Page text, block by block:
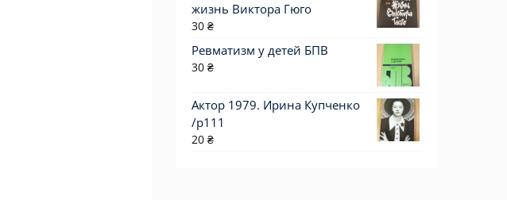
жизнь Виктора Гюго
30 ₴
Ревматизм у детей БПВ
30 ₴
Актор 1979. Ирина Купченко
/p111
20 ₴